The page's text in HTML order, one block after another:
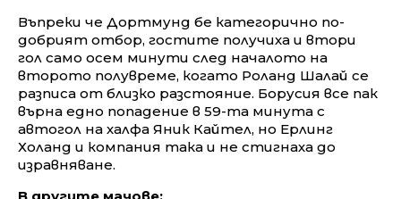
Въпреки че Дортмунд бе категорично по-
добрият отбор, гостите получиха и втори
гол само осем минути след началото на
второто полувреме, когато Роланд Шалай се
разписа от близко разстояние. Борусия все пак
върна едно попадение в 59-та минута с
автогол на халфа Яник Кайтел, но Ерлинг
Холанд и компания така и не стигнаха до
изравняване.